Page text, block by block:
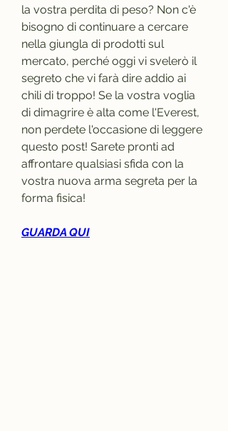
la vostra perdita di peso? Non c'è
bisogno di continuare a cercare
nella giungla di prodotti sul
mercato, perché oggi vi svelerò il
segreto che vi farà dire addio ai
chili di troppo! Se la vostra voglia
di dimagrire è alta come l'Everest,
non perdete l'occasione di leggere
questo post! Sarete pronti ad
affrontare qualsiasi sfida con la
vostra nuova arma segreta per la
forma fisica!
GUARDA QUI